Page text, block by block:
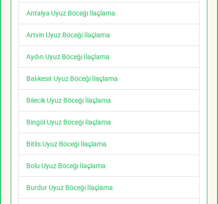
Antalya Uyuz Böceği İlaçlama
Artvin Uyuz Böceği İlaçlama
Aydın Uyuz Böceği İlaçlama
Balıkesir Uyuz Böceği İlaçlama
Bilecik Uyuz Böceği İlaçlama
Bingöl Uyuz Böceği İlaçlama
Bitlis Uyuz Böceği İlaçlama
Bolu Uyuz Böceği İlaçlama
Burdur Uyuz Böceği İlaçlama